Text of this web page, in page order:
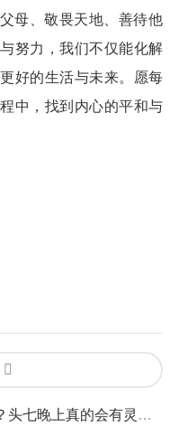
母、敬畏天地、善待他
努力，我们不仅能化解
好的生活与未来。愿每
中，找到内心的平和与
上真的会有灵魂回家吗？